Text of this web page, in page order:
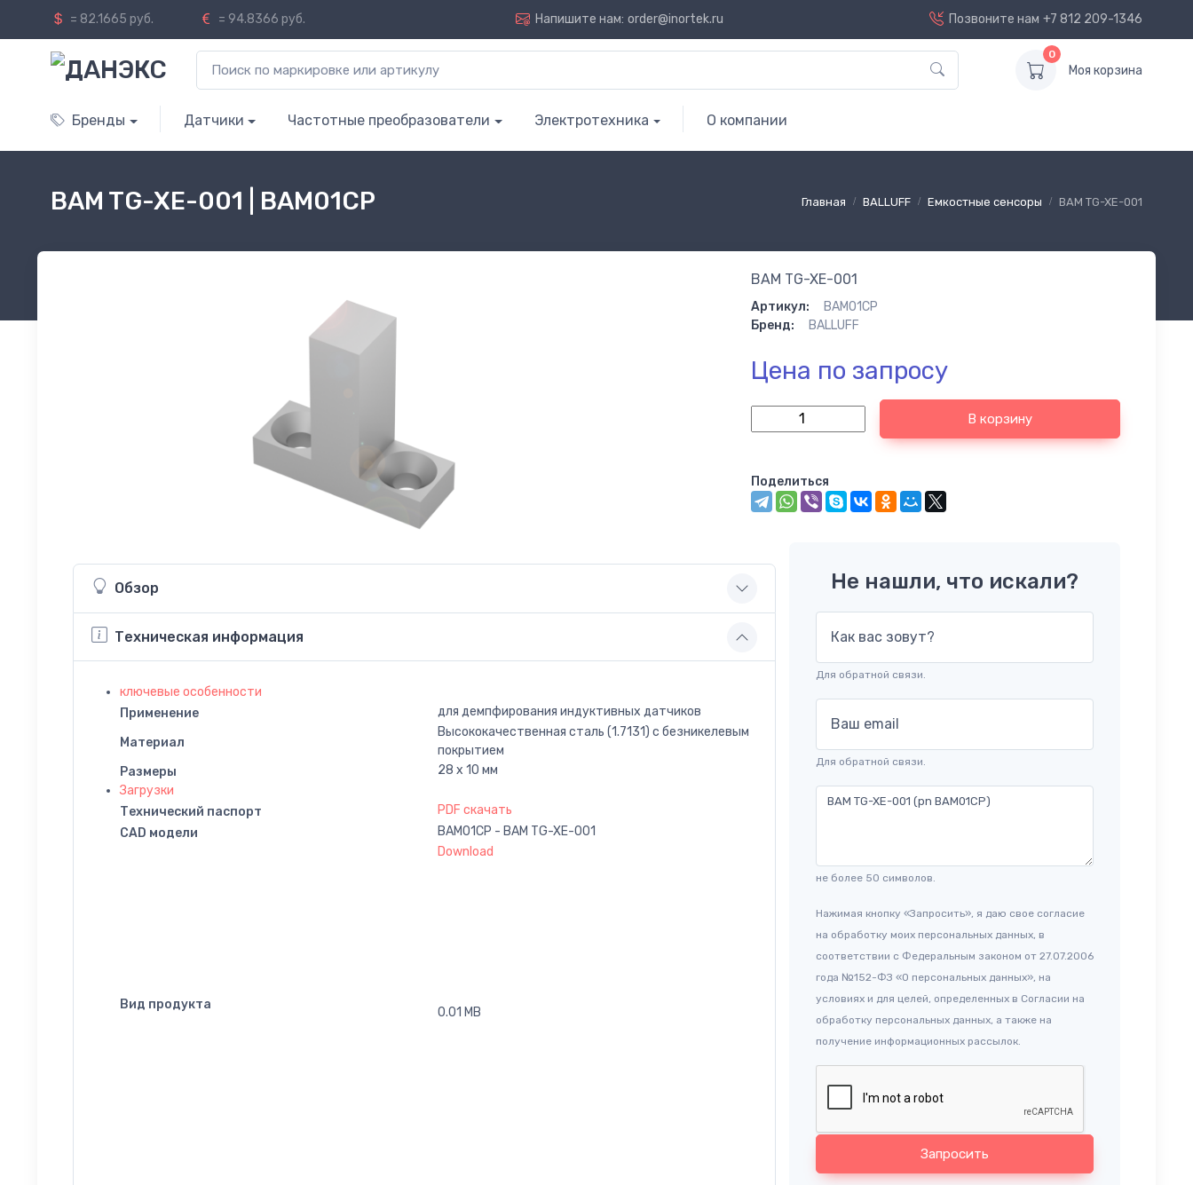
= 82.1665 руб. = 94.8366 руб. Напишите нам: order@inortek.ru Позвоните нам +7 812 209-1346
0
Моя корзина
Бренды Датчики Частотные преобразователи Электротехника О компании
Главная BALLUFF Емкостные сенсоры BAM TG-XE-001
BAM TG-XE-001 | BAM01CP
BAM TG-XE-001
Артикул:
BAM01CP
Бренд:
BALLUFF
Цена по запросу
В корзину
Поделиться
Обзор
Техническая информация
ключевые особенности
Применение
для демпфирования индуктивных датчиков
Материал
Высококачественная сталь (1.7131) с безникелевым
покрытием
Размеры
28 x 10 мм
Загрузки
Технический паспорт
PDF скачать
CAD модели
BAM01CP - BAM TG-XE-001
Вид продукта
Download
0.01 MB
Не нашли, что искали?
Как вас зовут?
Для обратной связи.
Ваш email
Для обратной связи.
не более 50 символов.
Нажимая кнопку «Запросить», я даю свое согласие
на обработку моих персональных данных, в
соответствии с Федеральным законом от 27.07.2006
года №152-ФЗ «О персональных данных», на
условиях и для целей, определенных в Согласии на
обработку персональных данных, а также на
получение информационных рассылок.
Запросить